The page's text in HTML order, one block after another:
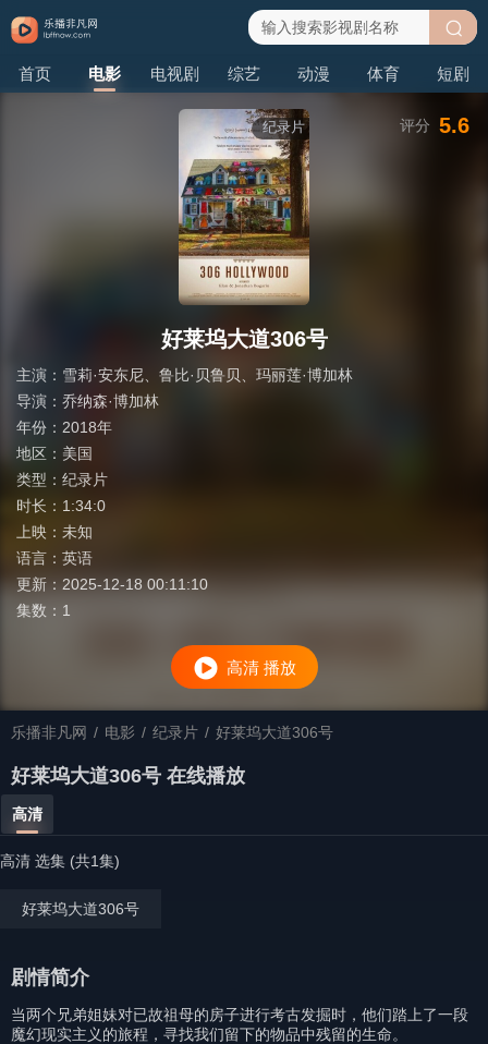
首页 电影 电视剧 综艺 动漫 体育 短剧
搜
纪录片
好莱坞大道306号
主演： 雪莉·安东尼 鲁比·贝鲁贝
玛丽莲·博加林
导演： 乔纳森·博加林
年份： 2018年
地区： 美国
类型： 纪录片
时长： 1:34:0
上映： 未知
语言： 英语
更新： 2025-12-18 00:11:10
集数： 1
评分 5.6
高清 播放
乐播非凡网 / 电影 / 纪录片 / 好莱坞大道306号
好莱坞大道306号 在线播放
高清
高清 选集 (共1集)
好莱坞大道306号
剧情简介
当两个兄弟姐妹对已故祖母的房子进行考古发掘时，他们踏上了一段
魔幻现实主义的旅程，寻找我们留下的物品中残留的生命。